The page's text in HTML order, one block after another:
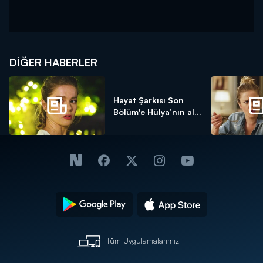
DIĞER HABERLER
Hayat Şarkısı Son
Bölüm'e Hülya’nın al...
Tüm Uygulamalarımız